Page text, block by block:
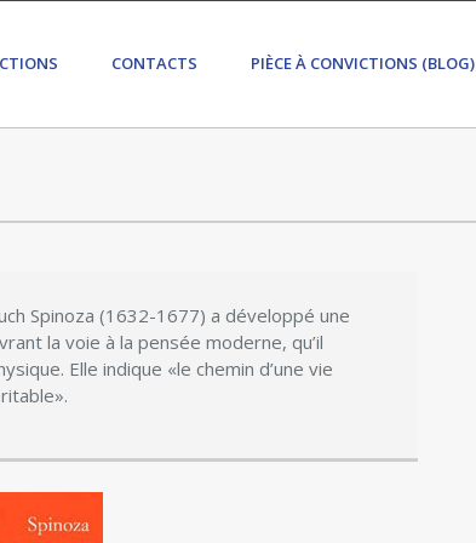
CONTACTS PIÈCE À CONVICTIONS (BLOG)
Spinoza (1632-1677) a développé une
la voie à la pensée moderne, qu’il
Elle indique «le chemin d’une vie